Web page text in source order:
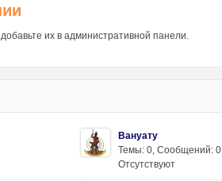
их в административной панели.
Вануату
Темы: 0, Сообщений: 0
Отсутствуют